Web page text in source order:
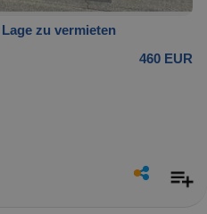
zu vermieten
460 EUR